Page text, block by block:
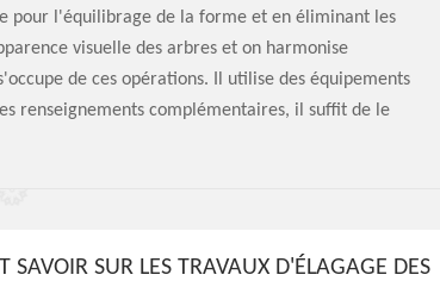
pour l'équilibrage de la forme et en éliminant les
visuelle des arbres et on harmonise
de ces opérations. Il utilise des équipements
renseignements complémentaires, il suffit de le
SAVOIR SUR LES TRAVAUX D'ÉLAGAGE DES